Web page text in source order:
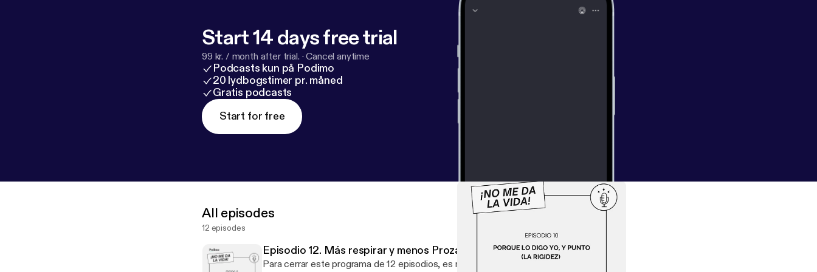
Start 14 days free trial
99 kr. / month after trial. ·Cancel anytime
Podcasts kun på Podimo
20 lydbogstimer pr. måned
Gratis podcasts
Start for free
All episodes
12 episodes
Episodio 12. Más respirar y menos Prozac - Hábitos saludables
Para cerrar este programa de 12 episodios, es muy importante hablar de todos esos